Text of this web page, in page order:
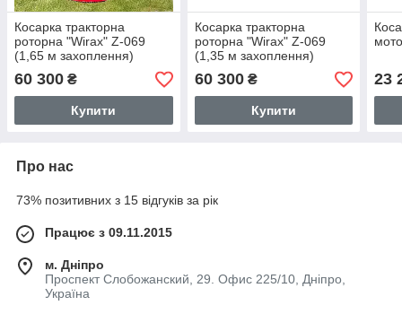
Косарка тракторна
роторна "Wirax" Z-069
(1,65 м захоплення)
60 300 ₴
Купити
Косарка тракторна
роторна "Wirax" Z-069
(1,35 м захоплення)
60 300₴
Купити
23
Про нас
73% позитивних з 15 відгуків за рік
Працює з 09.11.2015
м. Дніпро
Проспект Слобожанский, 29. Офис 225/10, Дніпро,
Україна